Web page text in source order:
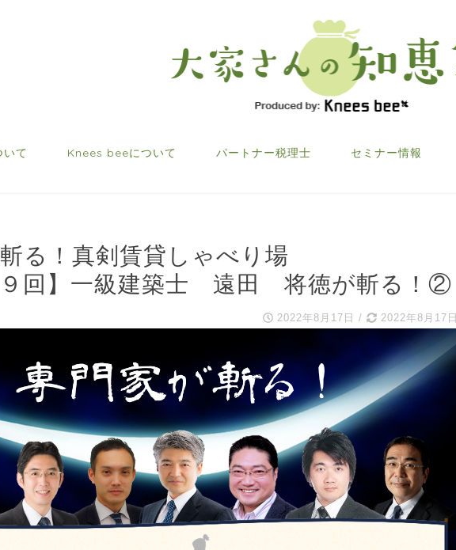
いて Knees beeについて パートナー税理士 セミナー情報
る！真剣賃貸しゃべり場
９回】一級建築士 遠田 将徳が斬る！②
2022年8月17日 / 2022年8月17日